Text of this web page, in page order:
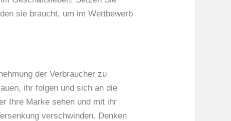
sie braucht, um im Wettbewerb
der Verbraucher zu
ihr folgen und sich an die
Ihre Marke sehen und mit ihr
verschwinden. Denken